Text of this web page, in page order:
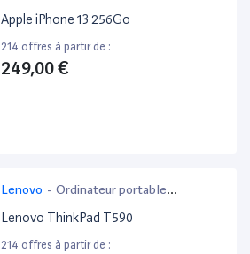
Apple iPhone 13 256Go
214 offres à partir de :
249,00 €
Lenovo - Ordinateur portable
bureautique
Lenovo ThinkPad T590
214 offres à partir de :